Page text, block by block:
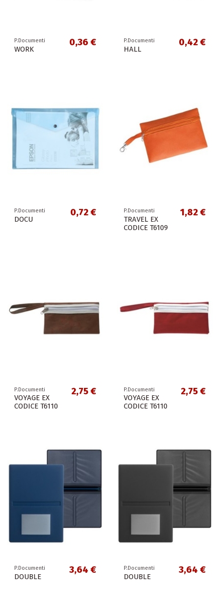
P.Documenti
WORK
0,36 € P.Documenti
HALL
0,42 €
P.Documenti
DOCU
0,72 € P.Documenti
TRAVEL EX
CODICE T6109
1,82 €
P.Documenti
VOYAGE EX
CODICE T6110
2,75 € P.Documenti
VOYAGE EX
CODICE T6110
2,75 €
P.Documenti
DOUBLE
3,64 € P.Documenti
DOUBLE
3,64 €